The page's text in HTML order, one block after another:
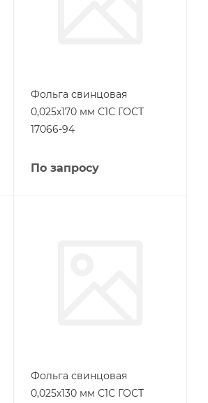
Фольга свинцовая
0,025х170 мм С1С ГОСТ
17066-94
По запросу
Фольга свинцовая
0,025х130 мм С1С ГОСТ